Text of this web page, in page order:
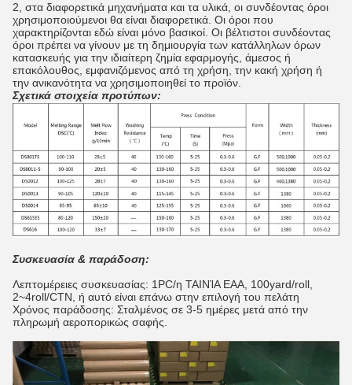
2, στα διαφορετικά μηχανήματα και τα υλικά, οι συνδέοντας όροι
χρησιμοποιούμενοι θα είναι διαφορετικά. Οι όροι που
χαρακτηρίζονται εδώ είναι μόνο βασικοί. Οι βέλτιστοι συνδέοντας
όροι πρέπει να γίνουν με τη δημιουργία των κατάλληλων όρων
κατασκευής για την ιδιαίτερη ζημία εφαρμογής, άμεσος ή
επακόλουθος, εμφανιζόμενος από τη χρήση, την κακή χρήση ή
την ανικανότητα να χρησιμοποιηθεί το προϊόν.
Σχετικά στοιχεία προτύπων:
Συσκευασία & παράδοση:
Λεπτομέρειες συσκευασίας: 1PC/η ΤΑΙΝΊΑ EAA, 100yard/roll,
2~4roll/CTN, ή αυτό είναι επάνω στην επιλογή του πελάτη
Χρόνος παράδοσης: Σταλμένος σε 3-5 ημέρες μετά από την
πληρωμή αεροπορικώς σαφής.